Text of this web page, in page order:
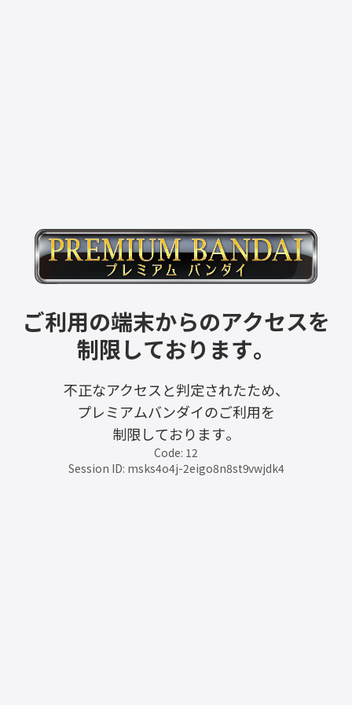
ご利用の端末からのアクセスを
制限しております。
不正なアクセスと判定されたため、
プレミアムバンダイのご利用を
制限しております。
Code: 12
Session ID: msks4o4j-2eigo8n8st9vwjdk4